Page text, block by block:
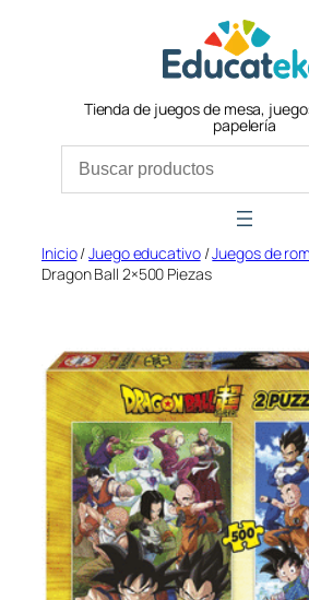
Tienda de juegos de mesa,
papelería
Inicio/Juego educativo/Juegos de
Dragon Ball 2×500 Piezas